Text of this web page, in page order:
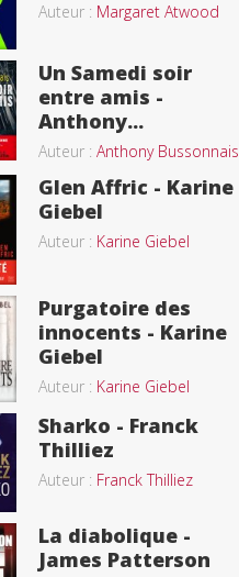
Auteur : Margaret Atwood
Un Samedi soir
entre amis -
Anthony...
Auteur : Anthony Bussonnais
Glen Affric - Karine
Giebel
Auteur : Karine Giebel
Purgatoire des
innocents - Karine
Giebel
Auteur : Karine Giebel
Sharko - Franck
Thilliez
Auteur : Franck Thilliez
La diabolique -
James Patterson